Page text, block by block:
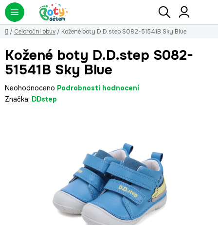
Přejít
na
obsah
Hledat
Domů
/ Celoroční obuv / Kožené boty D.D.step S082-51541B Sky Blue
Kožené boty D.D.step S082-
51541B Sky Blue
Průměrné
hodnocení
Neohodnoceno Podrobnosti hodnocení
Značka: DDstep